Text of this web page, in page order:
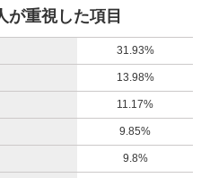
が重視した項目
31.93%
13.98%
11.17%
9.85%
9.8%